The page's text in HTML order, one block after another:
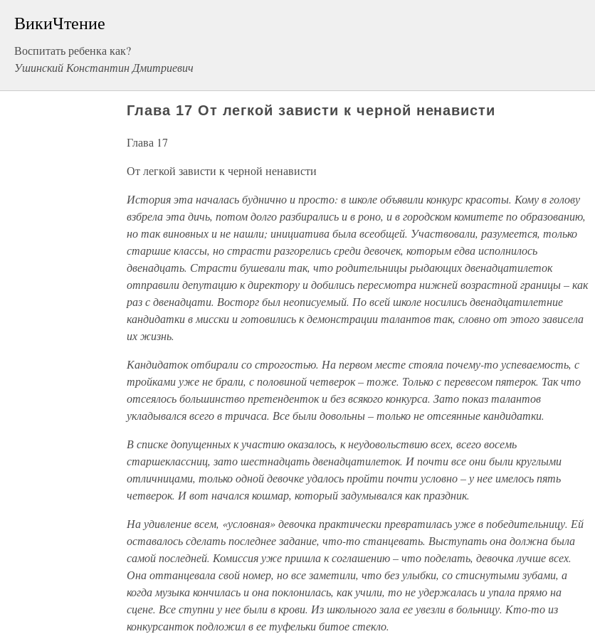
ВикиЧтение
Воспитать ребенка как?
Ушинский Константин Дмитриевич
Глава 17 От легкой зависти к черной ненависти
Глава 17
От легкой зависти к черной ненависти
История эта началась буднично и просто: в школе объявили конкурс красоты. Кому в голову
взбрела эта дичь, потом долго разбирались и в роно, и в городском комитете по образованию,
но так виновных и не нашли; инициатива была всеобщей. Участвовали, разумеется, только
старшие классы, но страсти разгорелись среди девочек, которым едва исполнилось
двенадцать. Страсти бушевали так, что родительницы рыдающих двенадцатилеток
отправили депутацию к директору и добились пересмотра нижней возрастной границы – как
раз с двенадцати. Восторг был неописуемый. По всей школе носились двенадцатилетние
кандидатки в мисски и готовились к демонстрации талантов так, словно от этого зависела
их жизнь.
Кандидаток отбирали со строгостью. На первом месте стояла почему-то успеваемость, с
тройками уже не брали, с половиной четверок – тоже. Только с перевесом пятерок. Так что
отсеялось большинство претенденток и без всякого конкурса. Зато показ талантов
укладывался всего в тричаса. Все были довольны – только не отсеянные кандидатки.
В списке допущенных к участию оказалось, к неудовольствию всех, всего восемь
старшеклассниц, зато шестнадцать двенадцатилеток. И почти все они были круглыми
отличницами, только одной девочке удалось пройти почти условно – у нее имелось пять
четверок. И вот начался кошмар, который задумывался как праздник.
На удивление всем, «условная» девочка практически превратилась уже в победительницу. Ей
оставалось сделать последнее задание, что-то станцевать. Выступать она должна была
самой последней. Комиссия уже пришла к соглашению – что поделать, девочка лучше всех.
Она оттанцевала свой номер, но все заметили, что без улыбки, со стиснутыми зубами, а
когда музыка кончилась и она поклонилась, как учили, то не удержалась и упала прямо на
сцене. Все ступни у нее были в крови. Из школьного зала ее увезли в больницу. Кто-то из
конкурсанток подложил в ее туфельки битое стекло.